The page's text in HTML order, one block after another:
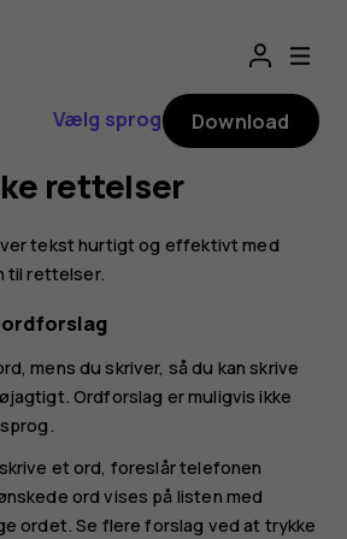
Vælg sprog Download
rettelser
tekst hurtigt og effektivt med
til rettelser.
mens du skriver, så du kan skrive
Ordforslag er muligvis ikke
et ord, foreslår telefonen
ord vises på listen med
ordet. Se flere forslag ved at trykke